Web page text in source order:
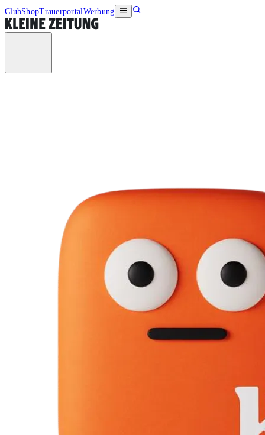
ClubShopTrauerportalWerbung